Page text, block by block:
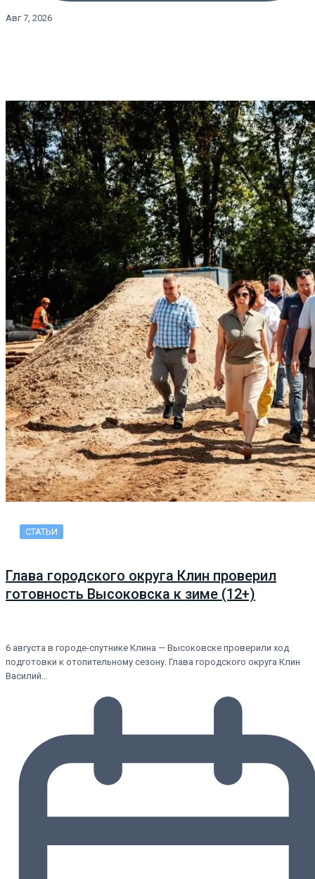
Авг 7, 2026
СТАТЬИ
Глава городского округа Клин проверил
готовность Высоковска к зиме (12+)
6 августа в городе-спутнике Клина — Высоковске проверили ход
подготовки к отопительному сезону. Глава городского округа Клин
Василий…